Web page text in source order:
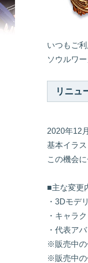
いつもご
ソウルワ
リニュ
2020年12
基本イラ
この機会
■主な変更
・3Dモデ
・キャラ
・代表ア
※販売中の
※販売中の